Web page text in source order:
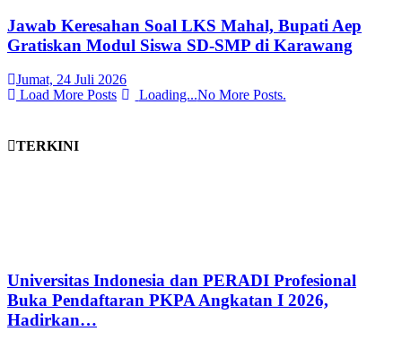
Jawab Keresahan Soal LKS Mahal, Bupati Aep
Gratiskan Modul Siswa SD-SMP di Karawang
Jumat, 24 Juli 2026
Load More Posts
Loading...No More Posts.
TERKINI
Universitas Indonesia dan PERADI Profesional
Buka Pendaftaran PKPA Angkatan I 2026,
Hadirkan…